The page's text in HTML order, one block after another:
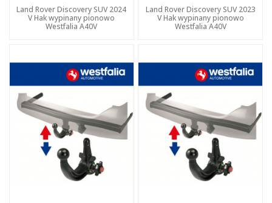
Land Rover Discovery SUV 2024
V Hak wypinany pionowo
Westfalia A40V
Land Rover Discovery SUV 2023
V Hak wypinany pionowo
Westfalia A40V